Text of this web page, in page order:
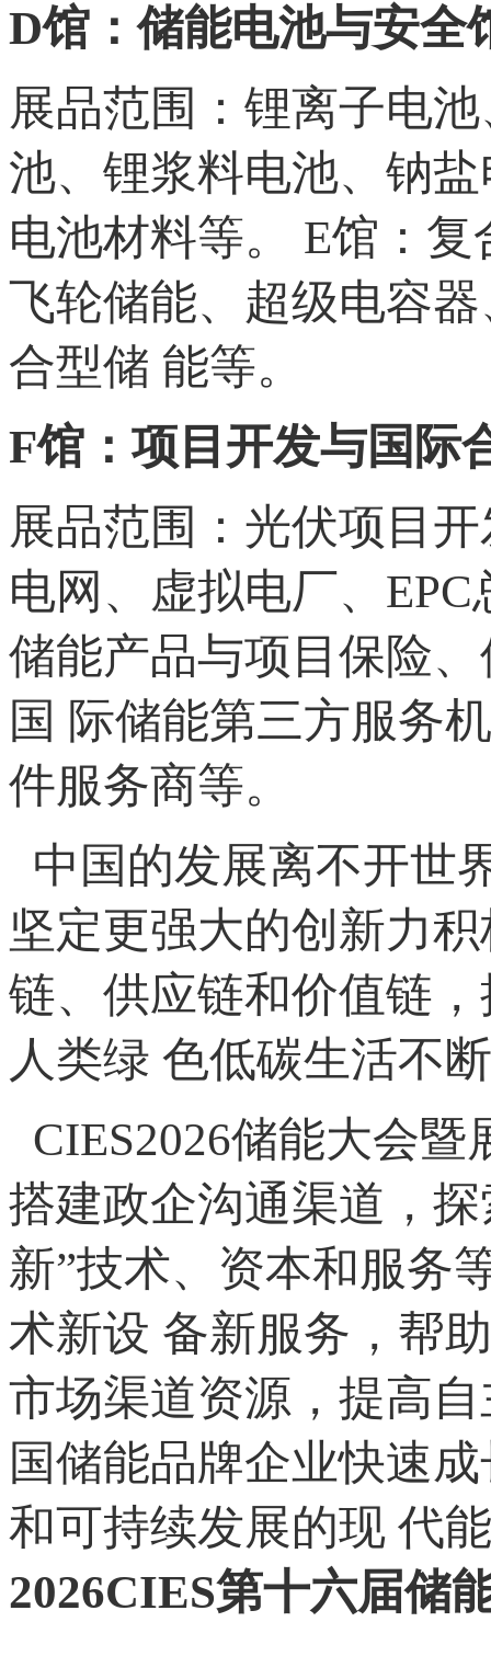
D馆：储能电池与安全
展品范围：锂离子电
池、锂浆料电池、钠
电池材料等。 E馆：
飞轮储能、超级电容
合型储 能等。
F馆：项目开发与国际
展品范围：光伏项目
电网、虚拟电厂、
储能产品与项目保险
国 际储能第三方服务
件服务商等。
中国的发展离不开世
坚定更强大的创新力
链、供应链和价值链
人类绿 色低碳生活不
CIES2026储能大会
搭建政企沟通渠道，
新”技术、资本和服务
术新设 备新服务，帮
市场渠道资源，提高
国储能品牌企业快速
和可持续发展的现 代
2026CIES第十六届储